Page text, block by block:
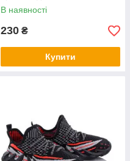
В наявності
230 ₴
Купити